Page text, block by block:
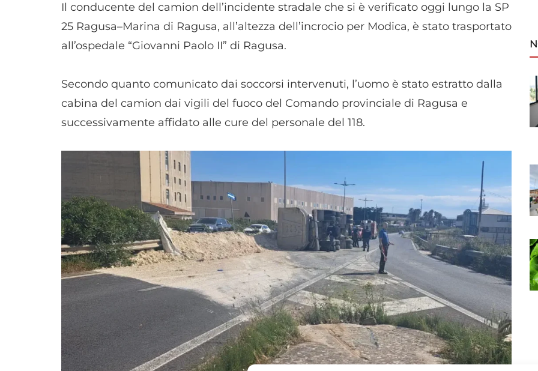
Il conducente del camion dell’incidente stradale che si è verificato oggi lungo la SP
25 Ragusa–Marina di Ragusa, all’altezza dell’incrocio per Modica, è stato trasportato
all’ospedale “Giovanni Paolo II” di Ragusa.
Secondo quanto comunicato dai soccorsi intervenuti, l’uomo è stato estratto dalla
cabina del camion dai vigili del fuoco del Comando provinciale di Ragusa e
successivamente affidato alle cure del personale del 118.